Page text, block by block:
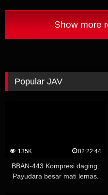
Show more
Popular JAV
135K 02:22:44
BBAN-443 Kompresi daging.
Payudara besar mati lemas.